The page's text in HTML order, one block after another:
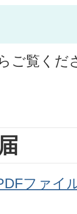
ご覧くだ
ファイ